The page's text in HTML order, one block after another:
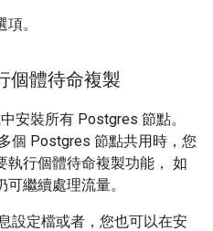
。
個體待命複製
安裝所有 Postgres 節點。
個 Postgres 節點共用時，您
執行個體待命複製功能， 如
繼續處理流量。
設定檔或者，您也可以在安